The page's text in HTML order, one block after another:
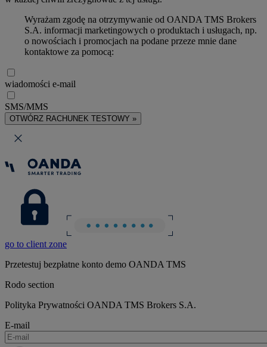
Wyrażam zgodę na otrzymywanie od OANDA TMS Brokers
S.A. informacji marketingowych o produktach i usługach, np.
o nowościach i promocjach na podane przeze mnie dane
kontaktowe za pomocą:
wiadomości e-mail
SMS/MMS
OTWÓRZ RACHUNEK TESTOWY »
go to client zone
Przetestuj bezpłatne konto demo OANDA TMS
Rodo section
Polityka Prywatności OANDA TMS Brokers S.A.
E-mail